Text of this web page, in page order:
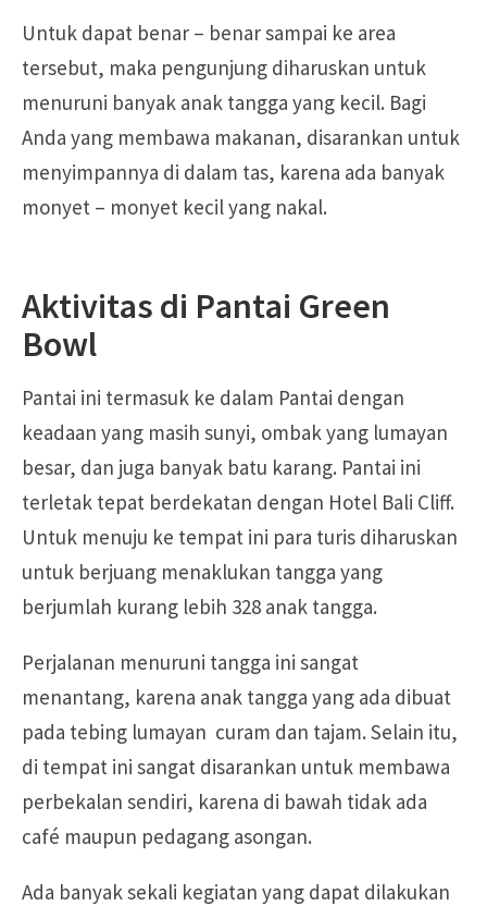
Untuk dapat benar – benar sampai ke area
tersebut, maka pengunjung diharuskan untuk
menuruni banyak anak tangga yang kecil. Bagi
Anda yang membawa makanan, disarankan untuk
menyimpannya di dalam tas, karena ada banyak
monyet – monyet kecil yang nakal.
Aktivitas di Pantai Green
Bowl
Pantai ini termasuk ke dalam Pantai dengan
keadaan yang masih sunyi, ombak yang lumayan
besar, dan juga banyak batu karang. Pantai ini
terletak tepat berdekatan dengan Hotel Bali Cliff.
Untuk menuju ke tempat ini para turis diharuskan
untuk berjuang menaklukan tangga yang
berjumlah kurang lebih 328 anak tangga.
Perjalanan menuruni tangga ini sangat
menantang, karena anak tangga yang ada dibuat
pada tebing lumayan curam dan tajam. Selain itu,
di tempat ini sangat disarankan untuk membawa
perbekalan sendiri, karena di bawah tidak ada
café maupun pedagang asongan.
Ada banyak sekali kegiatan yang dapat dilakukan